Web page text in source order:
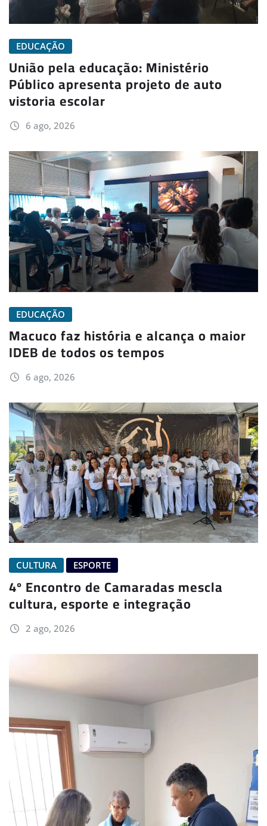
EDUCAÇÃO
União pela educação: Ministério
Público apresenta projeto de auto
vistoria escolar
6 ago, 2026
EDUCAÇÃO
Macuco faz história e alcança o maior
IDEB de todos os tempos
6 ago, 2026
CULTURA ESPORTE
4º Encontro de Camaradas mescla
cultura, esporte e integração
2 ago, 2026